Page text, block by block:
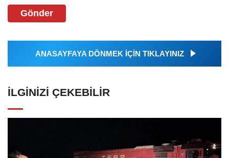
Gönder
ANASAYFAYA DÖNMEK İÇİN TIKLAYINIZ
İLGINIZI ÇEKEBILIR